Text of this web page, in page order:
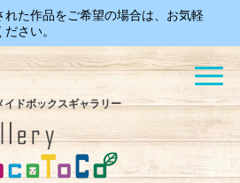
れた作品をご希望の場合は、お気軽
さい。
イドボックスギャラリー